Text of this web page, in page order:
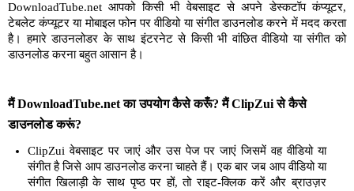
DownloadTube.net आपको किसी भी वेबसाइट से अपने डेस्कटॉप कंप्यूटर,
टेबलेट कंप्यूटर या मोबाइल फोन पर वीडियो या संगीत डाउनलोड करने में मदद करता
है। हमारे डाउनलोडर के साथ इंटरनेट से किसी भी वांछित वीडियो या संगीत को
डाउनलोड करना बहुत आसान है।
मैं DownloadTube.net का उपयोग कैसे करूँ? मैं ClipZui से कैसे
डाउनलोड करूं?
ClipZui वेबसाइट पर जाएं और उस पेज पर जाएं जिसमें वह वीडियो या
संगीत है जिसे आप डाउनलोड करना चाहते हैं। एक बार जब आप वीडियो या
संगीत खिलाड़ी के साथ पृष्ठ पर हों, तो राइट-क्लिक करें और ब्राउज़र